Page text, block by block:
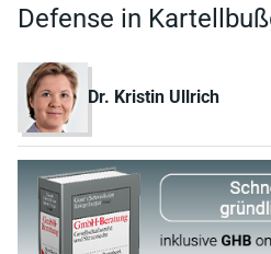
Defense in
Dr. Kristin Ullrich